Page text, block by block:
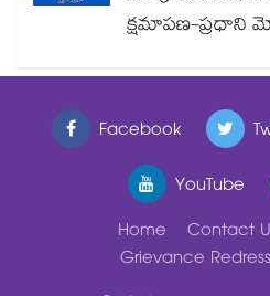
క్షమాపణ-ప్రధాని
Facebook
YouTube
Home
Contact
Grievance